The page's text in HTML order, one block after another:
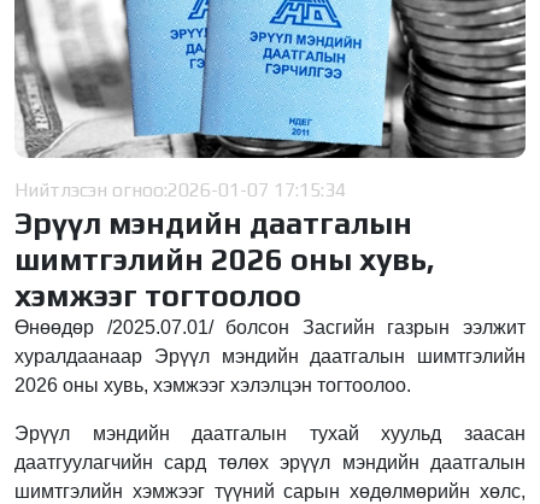
Нийтлэсэн огноо:2026-01-07 17:15:34
Эрүүл мэндийн даатгалын
шимтгэлийн 2026 оны хувь,
хэмжээг тогтоолоо
Өнөөдөр /2025.07.01/ болсон Засгийн газрын ээлжит
хуралдаанаар Эрүүл мэндийн даатгалын шимтгэлийн
2026 оны хувь, хэмжээг хэлэлцэн тогтоолоо.
Эрүүл мэндийн даатгалын тухай хуульд заасан
даатгуулагчийн сард төлөх эрүүл мэндийн даатгалын
шимтгэлийн хэмжээг түүний сарын хөдөлмөрийн хөлс,